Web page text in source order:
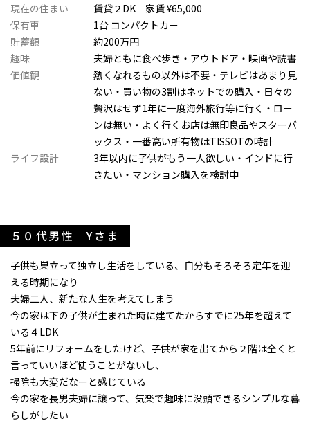
現在の住まい
賃貸２DK 家賃 ¥65,000
保有車
1台 コンパクトカー
貯蓄額
約200万円
趣味
夫婦ともに食べ歩き・アウトドア・映画や読書
価値観
熱くなれるもの以外は不要・テレビはあまり見
ない・買い物の3割はネットでの購入・日々の
贅沢はせず1年に一度海外旅行等に行く・ロー
ンは無い・よく行くお店は無印良品やスターバ
ックス・一番高い所有物はTISSOTの時計
ライフ設計
3年以内に子供がもう一人欲しい・インドに行
きたい・マンション購入を検討中
５０代男性 Yさま
子供も巣立って独立し生活をしている、自分もそろそろ定年を迎
える時期になり
夫婦二人、新たな人生を考えてしまう
今の家は下の子供が生まれた時に建てたからすでに25年を超えて
いる４LDK
5年前にリフォームをしたけど、子供が家を出てから２階は全くと
言っていいほど使うことがないし、
掃除も大変だなーと感じている
今の家を長男夫婦に譲って、気楽で趣味に没頭できるシンプルな暮
らしがしたい